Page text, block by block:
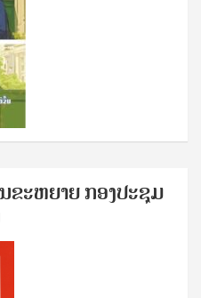
ຂະ​ຫ​ຍາຍ ກອງ​ປະ​ຊຸມ​